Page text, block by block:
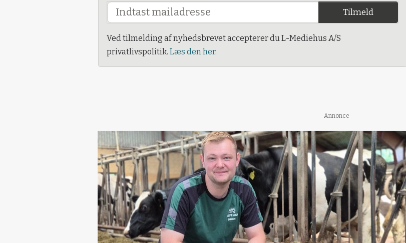
Tilmeld
Ved tilmelding af nyhedsbrevet accepterer du L-Mediehus A/S
privatlivspolitik. Læs den her.
Annonce